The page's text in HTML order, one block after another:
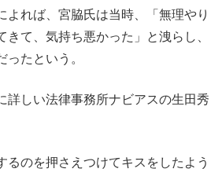
れば、宮脇氏は当時、「無理やり
きて、気持ち悪かった」と洩らし、
たという。
しい法律事務所ナビアスの生田秀
るのを押さえつけてキスをしたよう